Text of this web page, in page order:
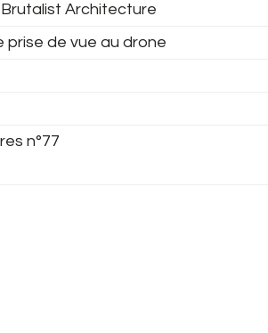
Brutalist Architecture
prise de vue au drone
n°77